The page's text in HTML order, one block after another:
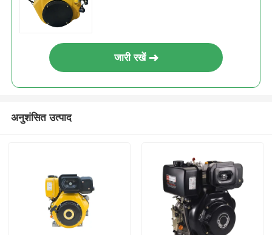
जारी रखें
अनुशंसित उत्पाद